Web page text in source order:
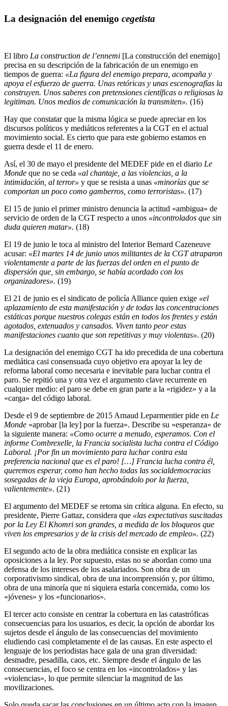
La designación del enemigo cegetista
El libro La construction de l’ennemi [La construcción del enemigo]
precisa en su descripción de la fabricación de un enemigo en
tiempos de guerra: «La figura del enemigo prepara, acompaña y
apoya el esfuerzo de guerra. Unas retóricas y unas escenografías la
construyen. Unos saberes con pretensiones científicas o religiosas la
legitiman. Unos medios de comunicación la transmiten». (16)
Hay que constatar que la misma lógica se puede apreciar en los
discursos políticos y mediáticos referentes a la CGT en el actual
movimiento social. Es cierto que para este gobierno estamos en
guerra desde el 11 de enero.
Así, el 30 de mayo el presidente del MEDEF pide en el diario Le
Monde que no se ceda «al chantaje, a las violencias, a la
intimidación, al terror» y que se resista a unas «minorías que se
comportan un poco como gamberros, como terroristas». (17)
El 15 de junio el primer ministro denuncia la actitud «ambigua» de
servicio de orden de la CGT respecto a unos «incontrolados que sin
duda quieren matar». (18)
El 19 de junio le toca al ministro del Interior Bernard Cazeneuve
acusar: «El martes 14 de junio unos militantes de la CGT atraparon
violentamente a parte de las fuerzas del orden en el punto de
dispersión que, sin embargo, se había acordado con los
organizadores». (19)
El 21 de junio es el sindicato de policía Alliance quien exige «el
aplazamiento de esta manifestación y de todas las concentraciones
estáticas porque nuestros colegas están en todos los frentes y están
agotados, extenuados y cansados. Viven tanto peor estas
manifestaciones cuanto que son repetitivas y muy violentas». (20)
La designación del enemigo CGT ha ido precedida de una cobertura
mediática casi consensuada cuyo objetivo era apoyar la ley de
reforma laboral como necesaria e inevitable para luchar contra el
paro. Se repitió una y otra vez el argumento clave recurrente en
cualquier medio: el paro se debe en gran parte a la «rigidez» y a la
«carga» del código laboral.
Desde el 9 de septiembre de 2015 Arnaud Leparmentier pide en Le
Monde «aprobar [la ley] por la fuerza». Describe su «esperanza» de
la siguiente manera: «Como ocurre a menudo, esperamos. Con el
informe Combrexelle, la Francia socialista lucha contra el Código
Laboral. ¡Por fin un movimiento para luchar contra esta
preferencia nacional que es el paro! […] Francia lucha contra él,
queremos esperar, como han hecho todas las socialdemocracias
sosegadas de la vieja Europa, aprobándolo por la fuerza,
valientemente». (21)
El argumento del MEDEF se retoma sin crítica alguna. En efecto, su
presidente, Pierre Gattaz, considera que «las expectativas suscitadas
por la Ley El Khomri son grandes, a medida de los bloqueos que
viven los empresarios y de la crisis del mercado de empleo». (22)
El segundo acto de la obra mediática consiste en explicar las
oposiciones a la ley. Por supuesto, estas no se abordan como una
defensa de los intereses de los asalariados. Son obra de un
corporativismo sindical, obra de una incomprensión y, por último,
obra de una minoría que ni siquiera estaría concernida, como los
«jóvenes» y los «funcionarios».
El tercer acto consiste en centrar la cobertura en las catastróficas
consecuencias para los usuarios, es decir, la opción de abordar los
sujetos desde el ángulo de las consecuencias del movimiento
eludiendo casi completamente el de las causas. En este aspecto el
lenguaje de los periodistas hace gala de una gran diversidad:
desmadre, pesadilla, caos, etc. Siempre desde el ángulo de las
consecuencias, el foco se centra en los «incontrolados» y las
«violencias», lo que permite silenciar la magnitud de las
movilizaciones.